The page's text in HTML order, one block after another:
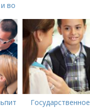
во
до 3
Государственное